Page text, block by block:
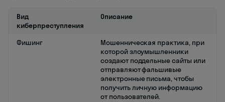
Вид
киберпреступления
Описание
Фишинг
Мошенническая практика, при
которой злоумышленники
создают поддельные сайты или
отправляют фальшивые
электронные письма, чтобы
получить личную информацию
от пользователей.